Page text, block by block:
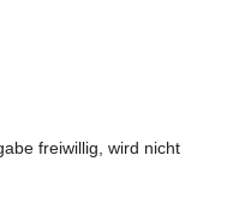
freiwillig, wird nicht